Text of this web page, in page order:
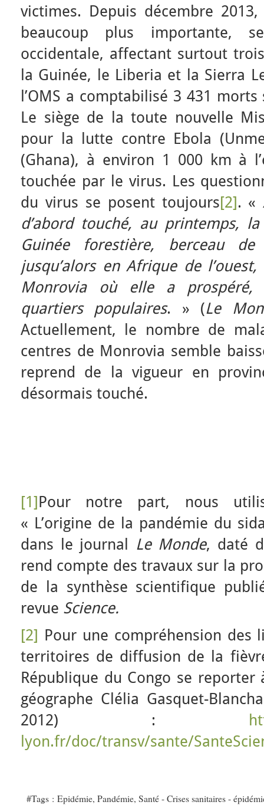
victimes. Depuis décembre
beaucoup plus importante,
occidentale, affectant surtout
la Guinée, le Liberia et la Sierra
l’OMS a comptabilisé 3 431
Le siège de la toute nouvelle
pour la lutte contre Ebola
(Ghana), à environ 1 000 km à
touchée par le virus. Les
du virus se posent toujours[2]. «
d’abord touché, au printemps,
Guinée forestière, berceau
jusqu’alors en Afrique de
Monrovia où elle a prospéré,
quartiers populaires. » (Le
Actuellement, le nombre de
centres de Monrovia semble
reprend de la vigueur en
désormais touché.
[1]Pour notre part, nous
« L’origine de la pandémie du
dans le journal Le Monde, daté
rend compte des travaux sur la
de la synthèse scientifique
revue Science.
[2] Pour une compréhension des
territoires de diffusion de la
République du Congo se reporter
géographe Clélia Gasquet-
2012) :
lyon.fr/doc/transv/sante/
#Tags : Epidémie, Pandémie, Santé - Crises sanitaires -